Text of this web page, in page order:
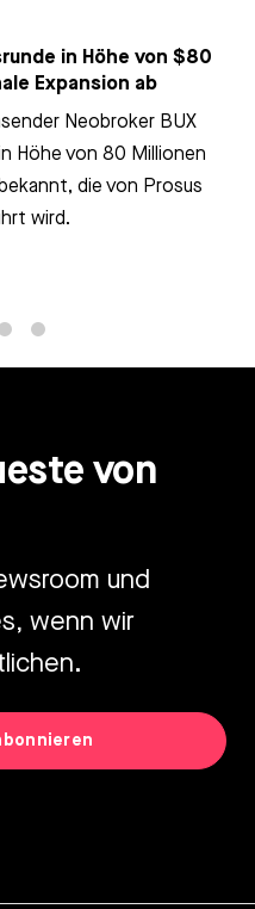
in Höhe von $80
Expansion ab
Neobroker BUX
Höhe von 80 Millionen
die von Prosus
wird.
von
und
wenn wir